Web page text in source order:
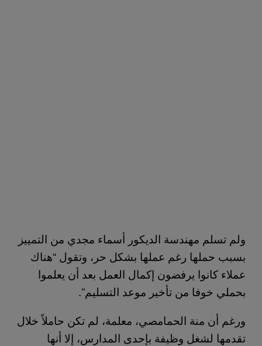
ولم تسلم مهندسة الديكور أسماء مجدي من التمييز
بسبب حملها رغم عملها بشكل حر، وتقول “هناك
عملاء كانوا يرفضون إكمال العمل بعد أن يعلموا
بحملي خوفا من تأخير موعد التسليم”.
ورغم أن منة الحمامصي، معلمة، لم تكن حاملاً خلال
تقدمها لشغل وظيفة بإحدى المدارس، إلا أنها